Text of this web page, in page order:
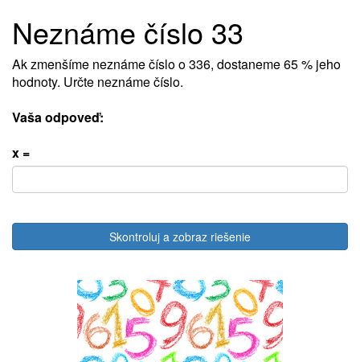
Neznáme číslo 33
Ak zmenšíme neznáme číslo o 336, dostaneme 65 % jeho
hodnoty. Určte neznáme číslo.
Vaša odpoveď:
x =
Skontroluj a zobraz riešenie